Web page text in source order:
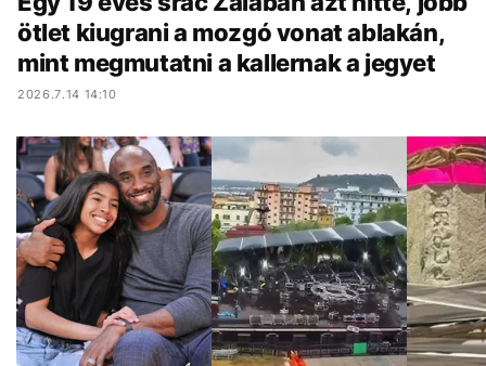
ötlet kiugrani a mozgó vonat ablakán,
mint megmutatni a kallernak a jegyet
2026.7.14 14:10